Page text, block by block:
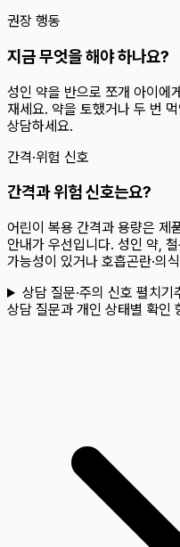
권장 행동
지금 무엇을 해야 하나요?
성인 약을 반으로 쪼개 아이에
재세요. 약을 토했거나 두 번
상담하세요.
간격·위험 신호
간격과 위험 신호는요?
어린이 복용 간격과 용량은 제
안내가 우선입니다. 성인 약,
가능성이 있거나 호흡곤란·의
상담 질문·주의 신호 펼치기
상담 질문과 개인 상태별 확인